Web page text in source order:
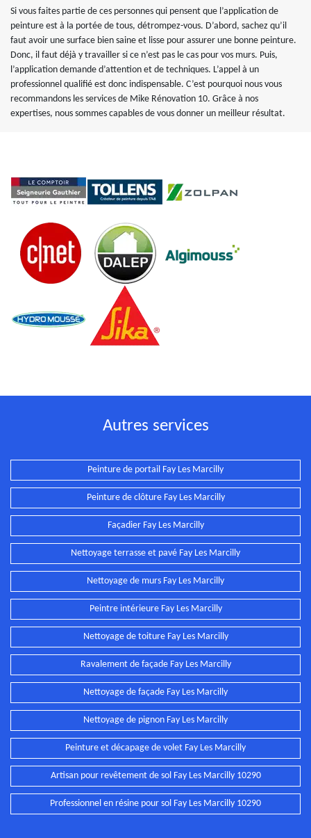
Si vous faites partie de ces personnes qui pensent que l’application de
peinture est à la portée de tous, détrompez-vous. D’abord, sachez qu’il
faut avoir une surface bien saine et lisse pour assurer une bonne peinture.
Donc, il faut déjà y travailler si ce n’est pas le cas pour vos murs. Puis,
l’application demande d’attention et de techniques. L’appel à un
professionnel qualifié est donc indispensable. C’est pourquoi nous vous
recommandons les services de Mike Rénovation 10. Grâce à nos
expertises, nous sommes capables de vous donner un meilleur résultat.
Autres services
Peinture de portail Fay Les Marcilly
Peinture de clôture Fay Les Marcilly
Façadier Fay Les Marcilly
Nettoyage terrasse et pavé Fay Les Marcilly
Nettoyage de murs Fay Les Marcilly
Peintre intérieure Fay Les Marcilly
Nettoyage de toiture Fay Les Marcilly
Ravalement de façade Fay Les Marcilly
Nettoyage de façade Fay Les Marcilly
Nettoyage de pignon Fay Les Marcilly
Peinture et décapage de volet Fay Les Marcilly
Artisan pour revêtement de sol Fay Les Marcilly 10290
Professionnel en résine pour sol Fay Les Marcilly 10290